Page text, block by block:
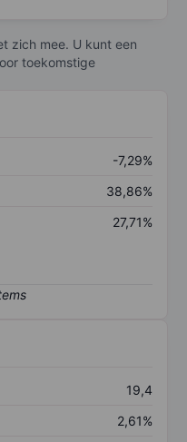
zich mee. U kunt een
toekomstige
-7,29%
38,86%
27,71%
19,4
2,61%